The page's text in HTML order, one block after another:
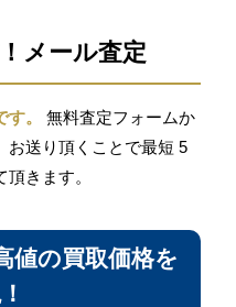
メール査定
。
無料査定フォームか
お送り頂くことで最短 5
きます。
値の買取価格を